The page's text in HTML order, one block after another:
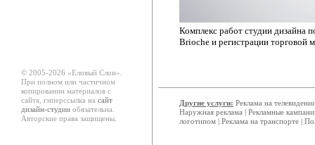
Комплекс работ студии дизайна
Brioche и регистрации торговой
© 2005-2026 «Еловый Cлон».
При полном или частичном
копировании материалов с
сайта, гиперссылка на сайт
дизайн-студии обязательна.
Авторские права защищены.
Другие услуги: Реклама на
Наружная реклама | Рекламные
логотипом | Реклама на транспорте |